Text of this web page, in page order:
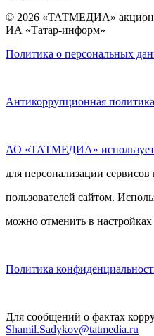
© 2026 «ТАТМЕДИА»
ИА «Татар-информ»
Политика о персональных
Антикоррупционная политика
АО «ТАТМЕДИА» использует
для персонализации сервисов
пользователей сайтом.
можно отменить в настройках
Политика
Для сообщений о фактах
Shamil.Sadykov@tatmedia.ru